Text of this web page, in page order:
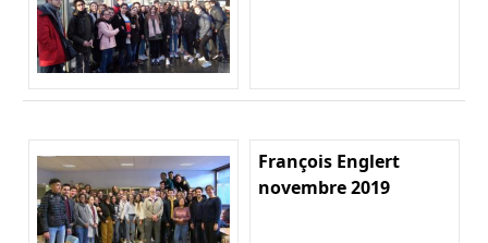
François Englert
novembre 2019